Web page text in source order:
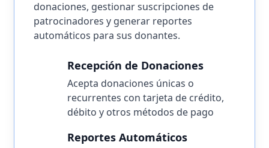
donaciones, gestionar suscripciones de
patrocinadores y generar reportes
automáticos para sus donantes.
Recepción de Donaciones
Acepta donaciones únicas o
recurrentes con tarjeta de crédito,
débito y otros métodos de pago
Reportes Automáticos